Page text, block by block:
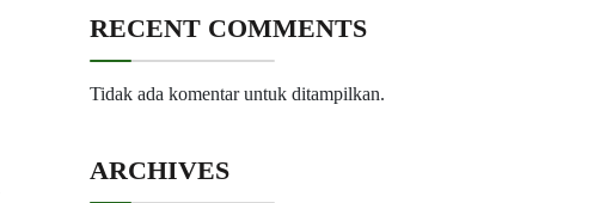
RECENT COMMENTS
Tidak ada komentar untuk ditampilkan.
ARCHIVES